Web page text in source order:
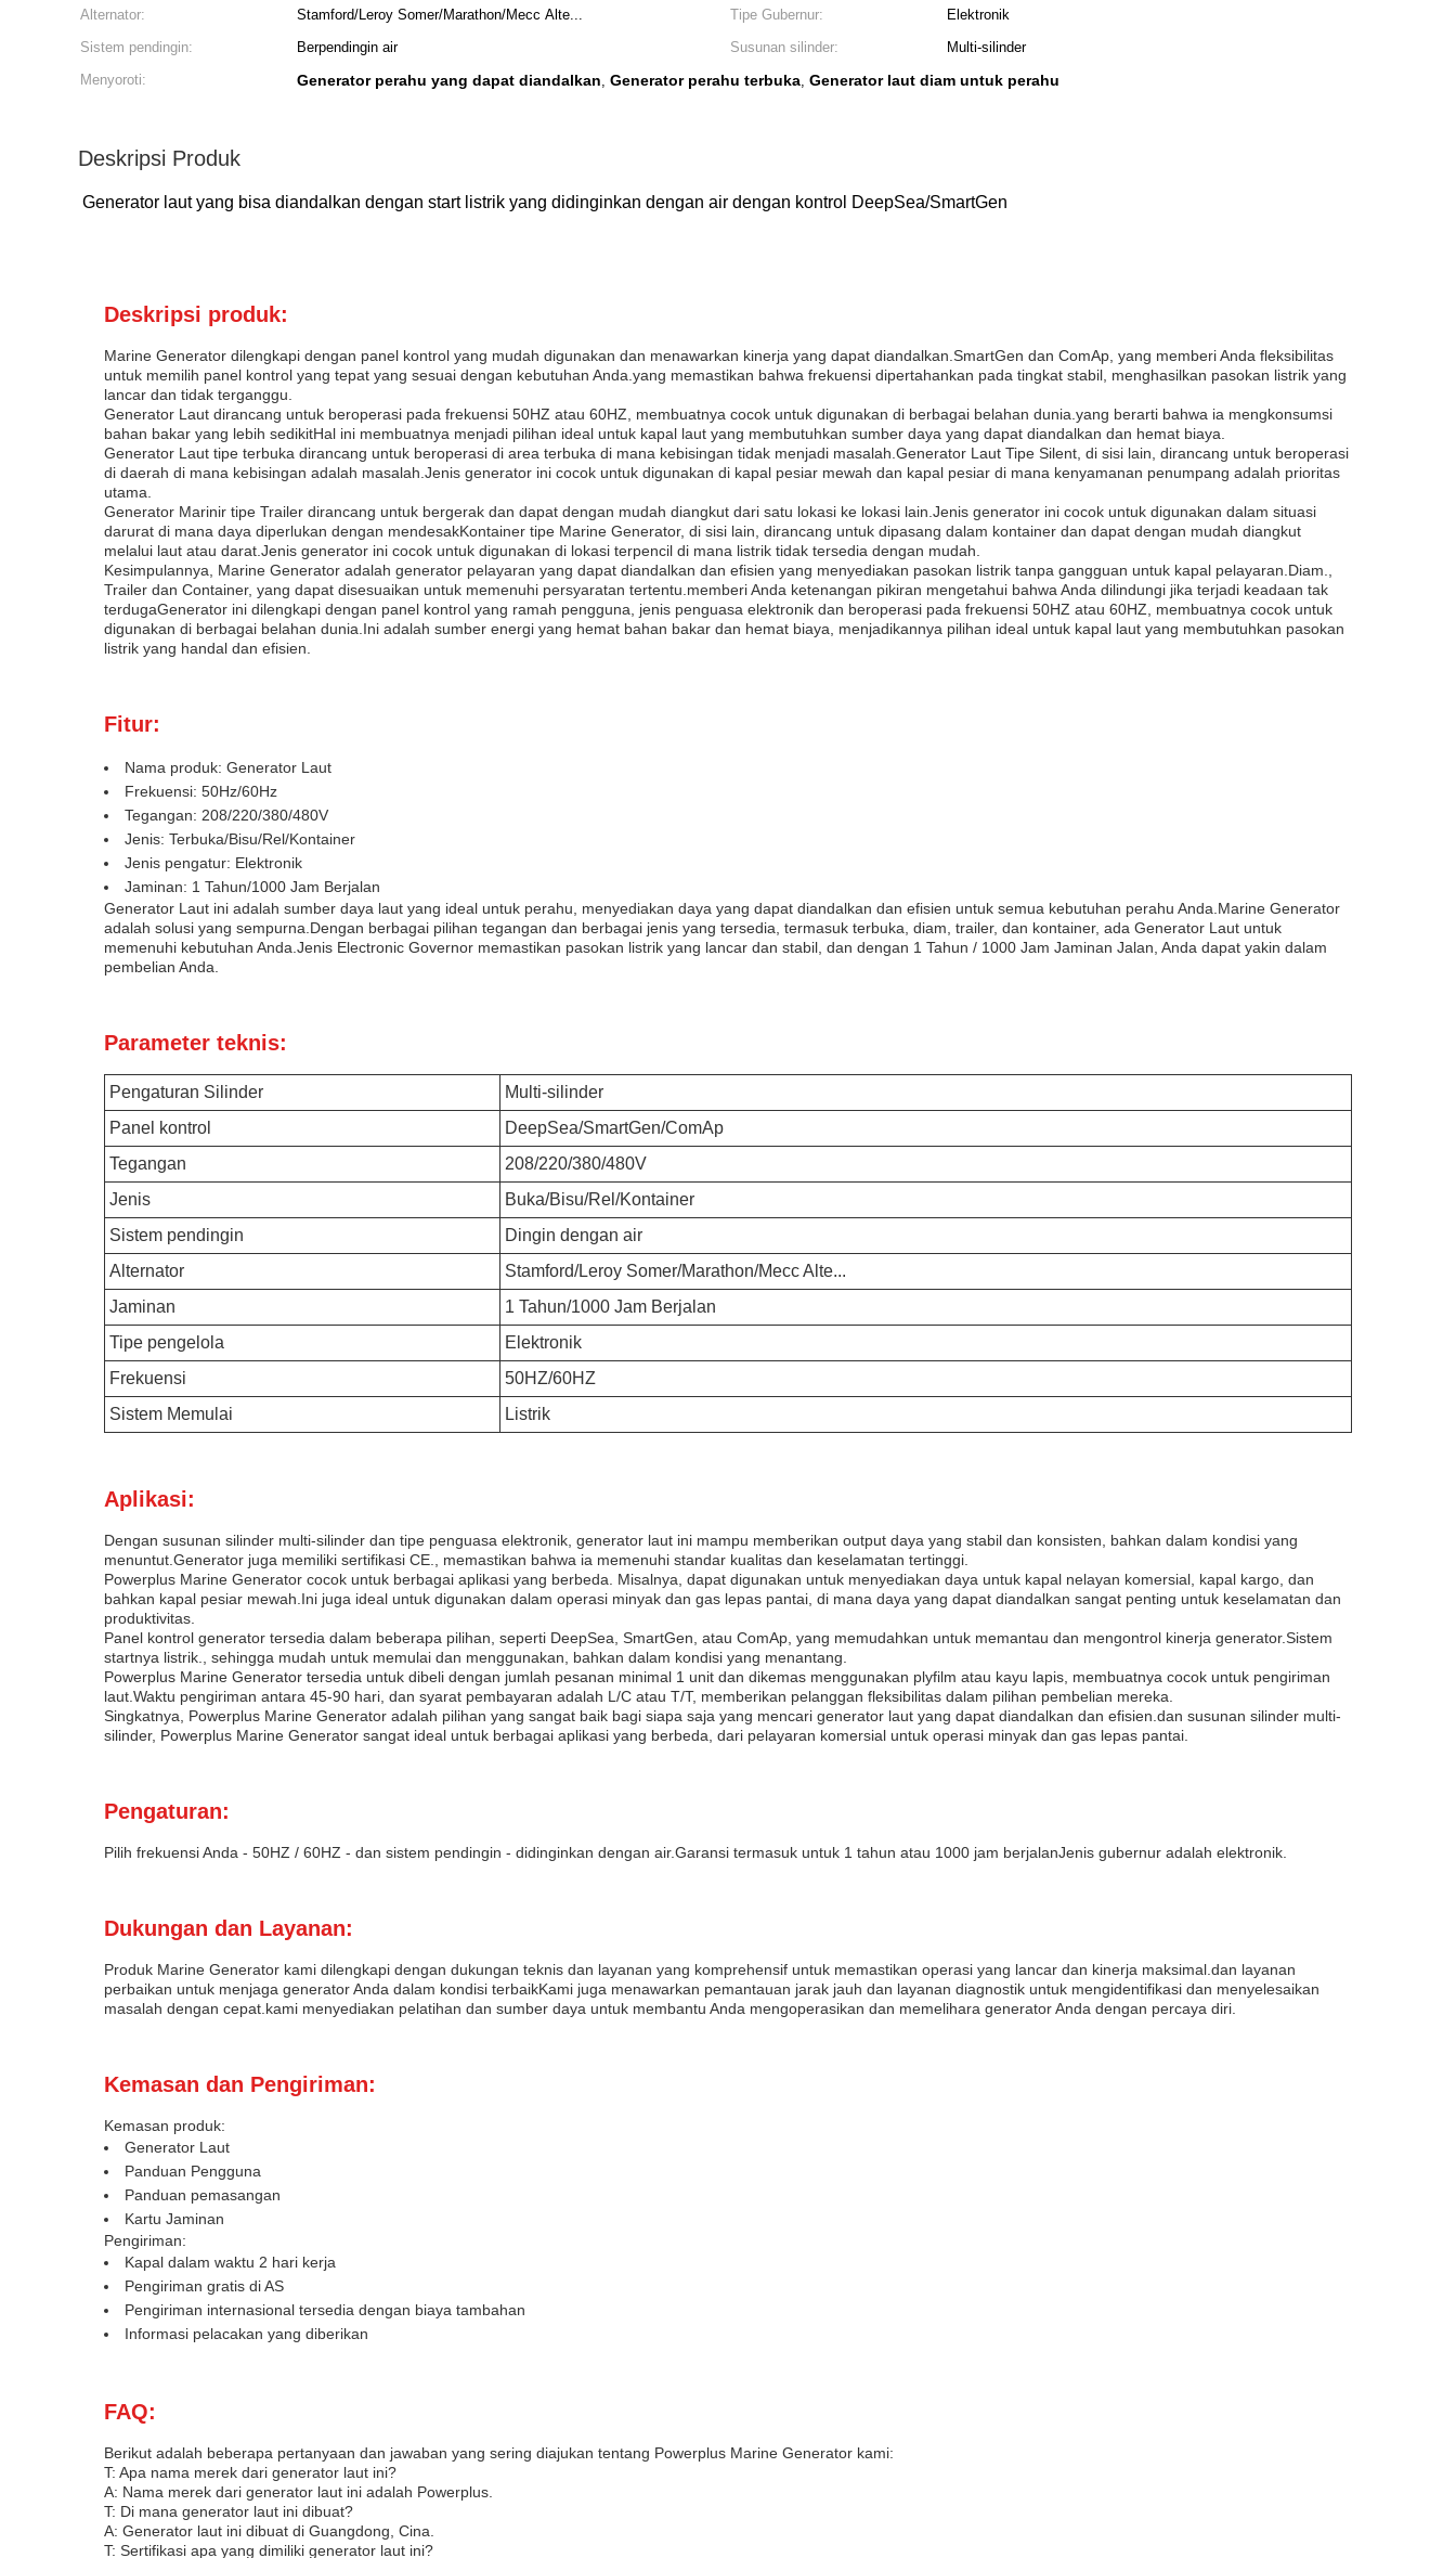
Alternator:
Stamford/Leroy Somer/Marathon/Mecc Alte... Tipe Gubernur:
Elektronik
Sistem pendingin:
Berpendingin air Susunan silinder:
Multi-silinder
Menyoroti:
Generator perahu yang dapat diandalkan, Generator perahu terbuka, Generator laut diam untuk perahu
Deskripsi Produk
Generator laut yang bisa diandalkan dengan start listrik yang didinginkan dengan air dengan kontrol DeepSea/SmartGen
Deskripsi produk:
Marine Generator dilengkapi dengan panel kontrol yang mudah digunakan dan menawarkan kinerja yang dapat diandalkan.SmartGen dan ComAp, yang memberi Anda fleksibilitas
untuk memilih panel kontrol yang tepat yang sesuai dengan kebutuhan Anda.yang memastikan bahwa frekuensi dipertahankan pada tingkat stabil, menghasilkan pasokan listrik yang
lancar dan tidak terganggu.
Generator Laut dirancang untuk beroperasi pada frekuensi 50HZ atau 60HZ, membuatnya cocok untuk digunakan di berbagai belahan dunia.yang berarti bahwa ia mengkonsumsi
bahan bakar yang lebih sedikitHal ini membuatnya menjadi pilihan ideal untuk kapal laut yang membutuhkan sumber daya yang dapat diandalkan dan hemat biaya.
Generator Laut tipe terbuka dirancang untuk beroperasi di area terbuka di mana kebisingan tidak menjadi masalah.Generator Laut Tipe Silent, di sisi lain, dirancang untuk beroperasi
di daerah di mana kebisingan adalah masalah.Jenis generator ini cocok untuk digunakan di kapal pesiar mewah dan kapal pesiar di mana kenyamanan penumpang adalah prioritas
utama.
Generator Marinir tipe Trailer dirancang untuk bergerak dan dapat dengan mudah diangkut dari satu lokasi ke lokasi lain.Jenis generator ini cocok untuk digunakan dalam situasi
darurat di mana daya diperlukan dengan mendesakKontainer tipe Marine Generator, di sisi lain, dirancang untuk dipasang dalam kontainer dan dapat dengan mudah diangkut
melalui laut atau darat.Jenis generator ini cocok untuk digunakan di lokasi terpencil di mana listrik tidak tersedia dengan mudah.
Kesimpulannya, Marine Generator adalah generator pelayaran yang dapat diandalkan dan efisien yang menyediakan pasokan listrik tanpa gangguan untuk kapal pelayaran.Diam.,
Trailer dan Container, yang dapat disesuaikan untuk memenuhi persyaratan tertentu.memberi Anda ketenangan pikiran mengetahui bahwa Anda dilindungi jika terjadi keadaan tak
terdugaGenerator ini dilengkapi dengan panel kontrol yang ramah pengguna, jenis penguasa elektronik dan beroperasi pada frekuensi 50HZ atau 60HZ, membuatnya cocok untuk
digunakan di berbagai belahan dunia.Ini adalah sumber energi yang hemat bahan bakar dan hemat biaya, menjadikannya pilihan ideal untuk kapal laut yang membutuhkan pasokan
listrik yang handal dan efisien.
Fitur:
Nama produk: Generator Laut
Frekuensi: 50Hz/60Hz
Tegangan: 208/220/380/480V
Jenis: Terbuka/Bisu/Rel/Kontainer
Jenis pengatur: Elektronik
Jaminan: 1 Tahun/1000 Jam Berjalan
Generator Laut ini adalah sumber daya laut yang ideal untuk perahu, menyediakan daya yang dapat diandalkan dan efisien untuk semua kebutuhan perahu Anda.Marine Generator
adalah solusi yang sempurna.Dengan berbagai pilihan tegangan dan berbagai jenis yang tersedia, termasuk terbuka, diam, trailer, dan kontainer, ada Generator Laut untuk
memenuhi kebutuhan Anda.Jenis Electronic Governor memastikan pasokan listrik yang lancar dan stabil, dan dengan 1 Tahun / 1000 Jam Jaminan Jalan, Anda dapat yakin dalam
pembelian Anda.
Parameter teknis:
Pengaturan Silinder
Multi-silinder
Panel kontrol
DeepSea/SmartGen/ComAp
Tegangan
208/220/380/480V
Jenis
Buka/Bisu/Rel/Kontainer
Sistem pendingin
Dingin dengan air
Alternator
Stamford/Leroy Somer/Marathon/Mecc Alte...
Jaminan
1 Tahun/1000 Jam Berjalan
Tipe pengelola
Elektronik
Frekuensi
50HZ/60HZ
Sistem Memulai
Listrik
Aplikasi:
Dengan susunan silinder multi-silinder dan tipe penguasa elektronik, generator laut ini mampu memberikan output daya yang stabil dan konsisten, bahkan dalam kondisi yang
menuntut.Generator juga memiliki sertifikasi CE., memastikan bahwa ia memenuhi standar kualitas dan keselamatan tertinggi.
Powerplus Marine Generator cocok untuk berbagai aplikasi yang berbeda. Misalnya, dapat digunakan untuk menyediakan daya untuk kapal nelayan komersial, kapal kargo, dan
bahkan kapal pesiar mewah.Ini juga ideal untuk digunakan dalam operasi minyak dan gas lepas pantai, di mana daya yang dapat diandalkan sangat penting untuk keselamatan dan
produktivitas.
Panel kontrol generator tersedia dalam beberapa pilihan, seperti DeepSea, SmartGen, atau ComAp, yang memudahkan untuk memantau dan mengontrol kinerja generator.Sistem
startnya listrik., sehingga mudah untuk memulai dan menggunakan, bahkan dalam kondisi yang menantang.
Powerplus Marine Generator tersedia untuk dibeli dengan jumlah pesanan minimal 1 unit dan dikemas menggunakan plyfilm atau kayu lapis, membuatnya cocok untuk pengiriman
laut.Waktu pengiriman antara 45-90 hari, dan syarat pembayaran adalah L/C atau T/T, memberikan pelanggan fleksibilitas dalam pilihan pembelian mereka.
Singkatnya, Powerplus Marine Generator adalah pilihan yang sangat baik bagi siapa saja yang mencari generator laut yang dapat diandalkan dan efisien.dan susunan silinder multi-
silinder, Powerplus Marine Generator sangat ideal untuk berbagai aplikasi yang berbeda, dari pelayaran komersial untuk operasi minyak dan gas lepas pantai.
Pengaturan:
Pilih frekuensi Anda - 50HZ / 60HZ - dan sistem pendingin - didinginkan dengan air.Garansi termasuk untuk 1 tahun atau 1000 jam berjalanJenis gubernur adalah elektronik.
Dukungan dan Layanan:
Produk Marine Generator kami dilengkapi dengan dukungan teknis dan layanan yang komprehensif untuk memastikan operasi yang lancar dan kinerja maksimal.dan layanan
perbaikan untuk menjaga generator Anda dalam kondisi terbaikKami juga menawarkan pemantauan jarak jauh dan layanan diagnostik untuk mengidentifikasi dan menyelesaikan
masalah dengan cepat.kami menyediakan pelatihan dan sumber daya untuk membantu Anda mengoperasikan dan memelihara generator Anda dengan percaya diri.
Kemasan dan Pengiriman:
Kemasan produk:
Generator Laut
Panduan Pengguna
Panduan pemasangan
Kartu Jaminan
Pengiriman:
Kapal dalam waktu 2 hari kerja
Pengiriman gratis di AS
Pengiriman internasional tersedia dengan biaya tambahan
Informasi pelacakan yang diberikan
FAQ:
Berikut adalah beberapa pertanyaan dan jawaban yang sering diajukan tentang Powerplus Marine Generator kami:
T: Apa nama merek dari generator laut ini?
A: Nama merek dari generator laut ini adalah Powerplus.
T: Di mana generator laut ini dibuat?
A: Generator laut ini dibuat di Guangdong, Cina.
T: Sertifikasi apa yang dimiliki generator laut ini?